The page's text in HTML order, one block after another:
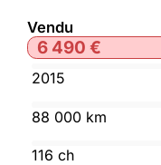
Vendu
6 490€
2015
88 000 km
116 ch